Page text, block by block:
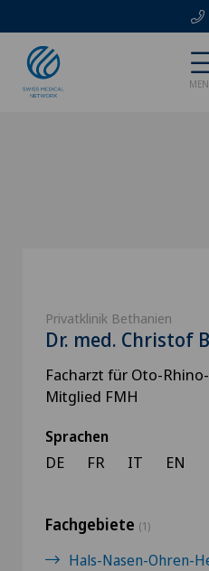
Privatklinik Bethanien
Dr. med. Christof
Facharzt für Oto-
Mitglied FMH
Sprachen
DE FR IT EN
Fachgebiete (1)
Hals-Nasen-Ohren-